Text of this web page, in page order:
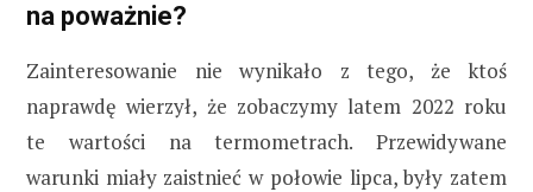
na poważnie?
Zainteresowanie nie wynikało z tego, że ktoś
naprawdę wierzył, że zobaczymy latem 2022 roku
te wartości na termometrach. Przewidywane
warunki miały zaistnieć w połowie lipca, były zatem